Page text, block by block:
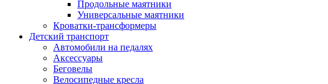
Продольные маятники
Универсальные маятники
Кроватки-трансформеры
Детский транспорт
Автомобили на педалях
Аксессуары
Беговелы
Велосипедные кресла